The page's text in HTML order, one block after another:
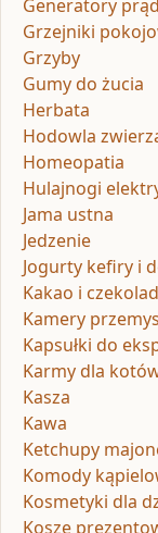
Generatory
Grzejniki
Grzyby
Gumy do żucia
Herbata
Hodowla
Homeopatia
Hulajnogi
Jama ustna
Jedzenie
Jogurty kefiry i
Kakao i
Kamery
Kapsułki do
Karmy dla
Kasza
Kawa
Ketchupy
Komody
Kosmetyki dla
Kosze